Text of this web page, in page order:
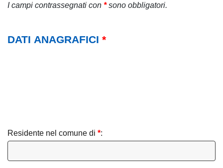
I campi contrassegnati con *sono obbligatori.
DATI ANAGRAFICI *
Residente nel comune di *: